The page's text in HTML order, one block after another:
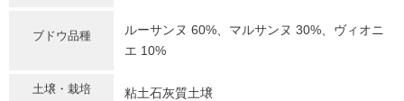
ブドウ品種
ルーサンヌ 60%、マルサンヌ 30%、ヴィオニ
エ 10%
土壌・栽培 粘土石灰質土壌